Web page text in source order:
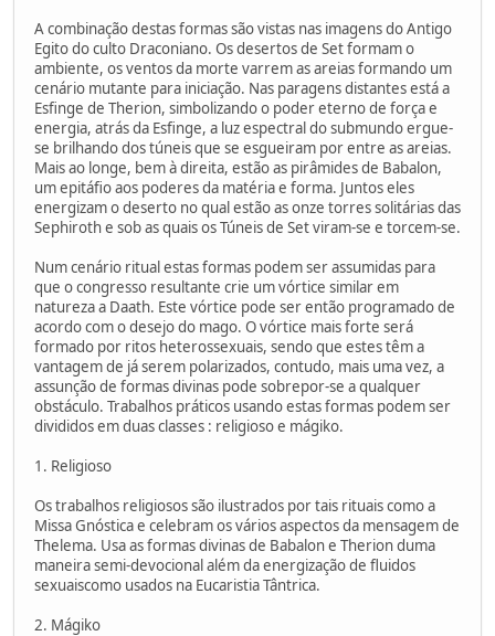
A combinação destas formas são vistas nas imagens do Antigo
Egito do culto Draconiano. Os desertos de Set formam o
ambiente, os ventos da morte varrem as areias formando um
cenário mutante para iniciação. Nas paragens distantes está a
Esfinge de Therion, simbolizando o poder eterno de força e
energia, atrás da Esfinge, a luz espectral do submundo ergue-
se brilhando dos túneis que se esgueiram por entre as areias.
Mais ao longe, bem à direita, estão as pirâmides de Babalon,
um epitáfio aos poderes da matéria e forma. Juntos eles
energizam o deserto no qual estão as onze torres solitárias das
Sephiroth e sob as quais os Túneis de Set viram-se e torcem-se.
Num cenário ritual estas formas podem ser assumidas para
que o congresso resultante crie um vórtice similar em
natureza a Daath. Este vórtice pode ser então programado de
acordo com o desejo do mago. O vórtice mais forte será
formado por ritos heterossexuais, sendo que estes têm a
vantagem de já serem polarizados, contudo, mais uma vez, a
assunção de formas divinas pode sobrepor-se a qualquer
obstáculo. Trabalhos práticos usando estas formas podem ser
divididos em duas classes : religioso e mágiko.
1. Religioso
Os trabalhos religiosos são ilustrados por tais rituais como a
Missa Gnóstica e celebram os vários aspectos da mensagem de
Thelema. Usa as formas divinas de Babalon e Therion duma
maneira semi-devocional além da energização de fluidos
sexuaiscomo usados na Eucaristia Tântrica.
2. Mágiko